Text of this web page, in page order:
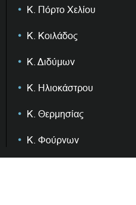
Κ. Πόρτο Χελίου
Κ. Κοιλάδος
Κ. Διδύμων
Κ. Ηλιοκάστρου
Κ. Θερμησίας
Κ. Φούρνων